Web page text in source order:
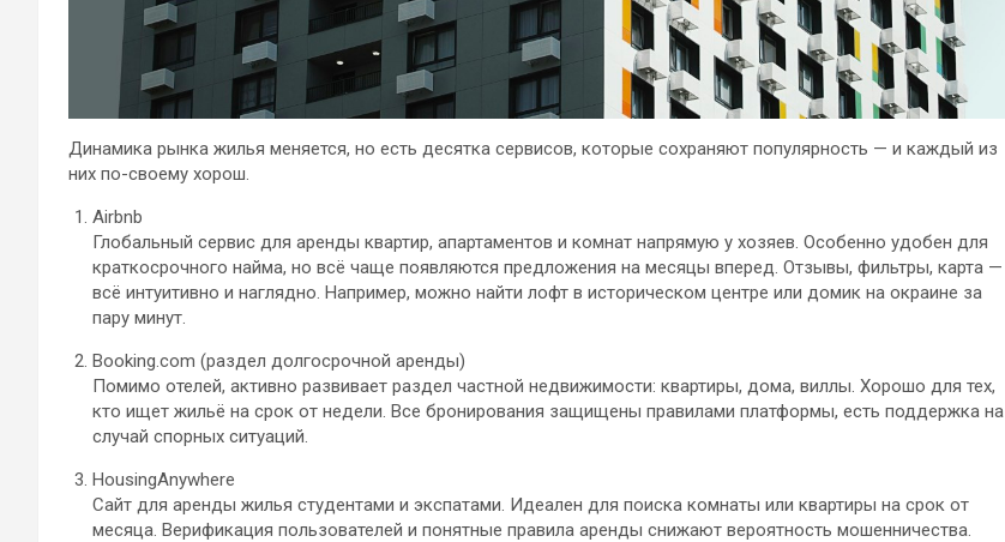
Динамика рынка жилья меняется, но есть десятка сервисов, которые сохраняют популярность — и каждый из
них по-своему хорош.
Airbnb
Глобальный сервис для аренды квартир, апартаментов и комнат напрямую у хозяев. Особенно удобен для
краткосрочного найма, но всё чаще появляются предложения на месяцы вперед. Отзывы, фильтры, карта —
всё интуитивно и наглядно. Например, можно найти лофт в историческом центре или домик на окраине за
пару минут.
Booking.com (раздел долгосрочной аренды)
Помимо отелей, активно развивает раздел частной недвижимости: квартиры, дома, виллы. Хорошо для тех,
кто ищет жильё на срок от недели. Все бронирования защищены правилами платформы, есть поддержка на
случай спорных ситуаций.
HousingAnywhere
Сайт для аренды жилья студентами и экспатами. Идеален для поиска комнаты или квартиры на срок от
месяца. Верификация пользователей и понятные правила аренды снижают вероятность мошенничества.